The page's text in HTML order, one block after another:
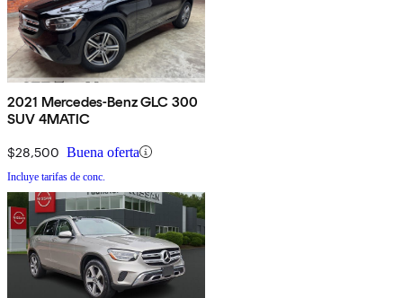
2021 Mercedes-Benz GLC 300
SUV 4MATIC
$28,500 Buena oferta
Incluye tarifas de conc.